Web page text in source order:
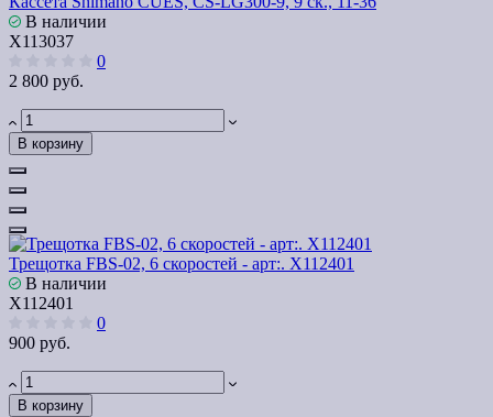
В наличии
Х113037
0
2 800 руб.
В корзину
Трещотка FBS-02, 6 скоростей - арт:. Х112401
В наличии
Х112401
0
900 руб.
В корзину